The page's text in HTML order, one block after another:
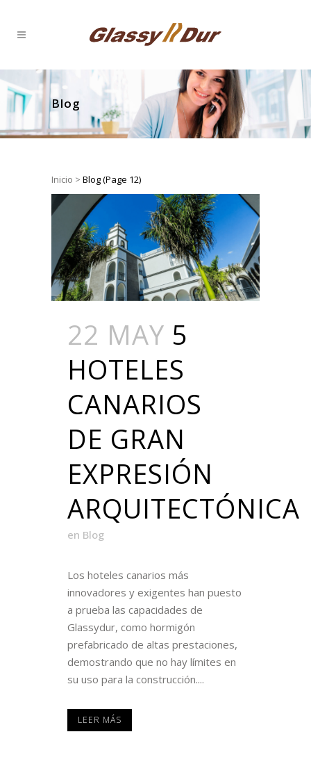
Blog
Inicio > Blog(Page 12)
22 MAY 5
HOTELES
CANARIOS
DE GRAN
EXPRESIÓN
ARQUITECTÓNICA
en Blog
Los hoteles canarios más
innovadores y exigentes han puesto
a prueba las capacidades de
Glassydur, como hormigón
prefabricado de altas prestaciones,
demostrando que no hay límites en
su uso para la construcción....
LEER MÁS